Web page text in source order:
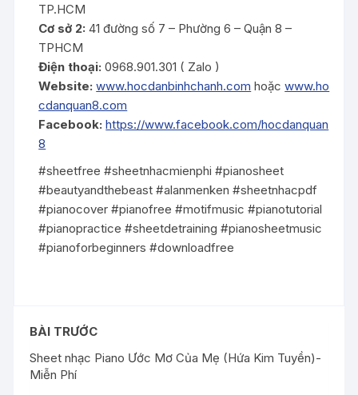
TP.HCM
Cơ sở 2: 41 đường số 7 – Phường 6 – Quận 8 –
TPHCM
Điện thoại: 0968.901.301 ( Zalo )
Website: www.hocdanbinhchanh.com hoặcwww.ho
cdanquan8.com
Facebook: https://www.facebook.com/hocdanquan
8
#sheetfree #sheetnhacmienphi #pianosheet
#beautyandthebeast #alanmenken #sheetnhacpdf
#pianocover #pianofree #motifmusic #pianotutorial
#pianopractice #sheetdetraining #pianosheetmusic
#pianoforbeginners #downloadfree
BÀI TRƯỚC
Sheet nhạc Piano Ước Mơ Của Mẹ (Hứa Kim Tuyền)-
Miễn Phí